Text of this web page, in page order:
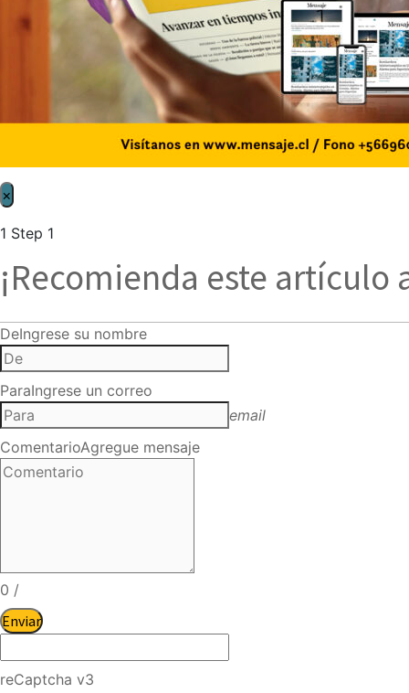
×
1 Step 1
¡Recomienda este artículo
DeIngrese su nombre
ParaIngrese un correo
email
ComentarioAgregue mensaje
0 /
Enviar
reCaptcha v3